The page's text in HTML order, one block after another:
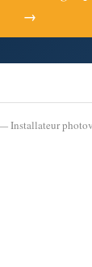
→
Installateur